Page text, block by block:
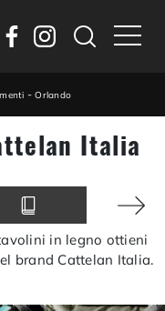
-Orlando
Italia
in legno ottieni
brand Cattelan Italia.